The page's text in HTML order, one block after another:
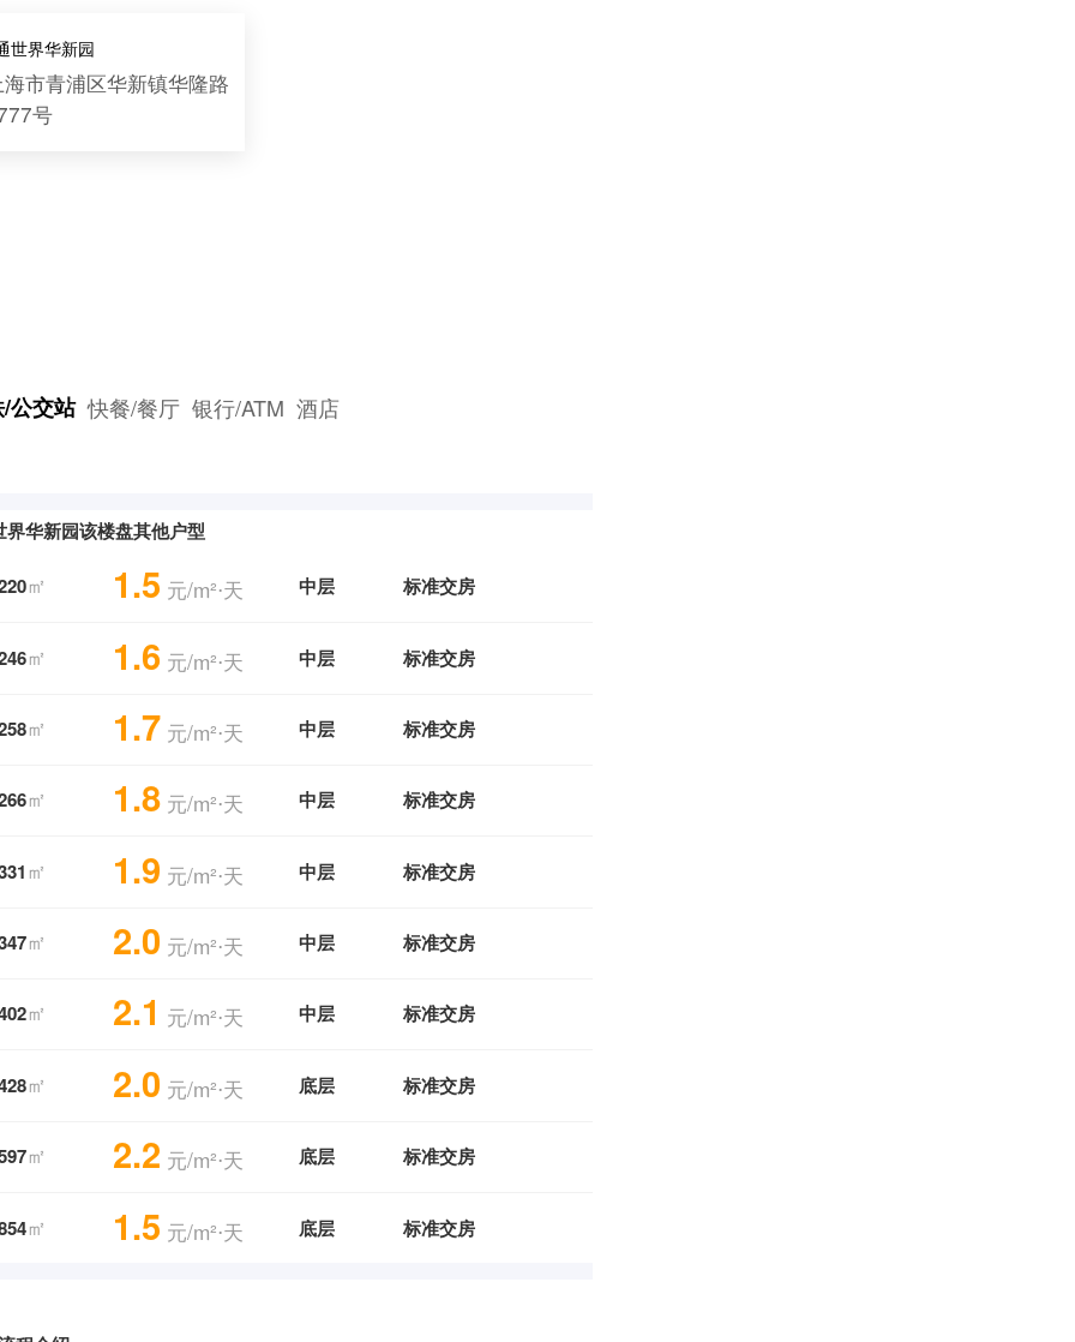
公交站 快餐/餐厅 银行/ATM 酒店
世界华新园
海市青浦区华新镇华隆路
号
界华新园该楼盘其他户型
㎡ 1.5 元/m²⋅天 中层 标准交房
㎡ 1.6 元/m²⋅天 中层 标准交房
㎡ 1.7 元/m²⋅天 中层 标准交房
㎡ 1.8 元/m²⋅天 中层 标准交房
㎡ 1.9 元/m²⋅天 中层 标准交房
㎡ 2.0 元/m²⋅天 中层 标准交房
㎡ 2.1 元/m²⋅天 中层 标准交房
㎡ 2.0 元/m²⋅天 底层 标准交房
㎡ 2.2 元/m²⋅天 底层 标准交房
㎡ 1.5 元/m²⋅天 底层 标准交房